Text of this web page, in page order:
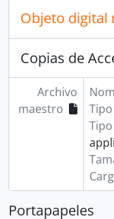
Objeto digital
Copias de
Archivo
maestro
Portapapeles